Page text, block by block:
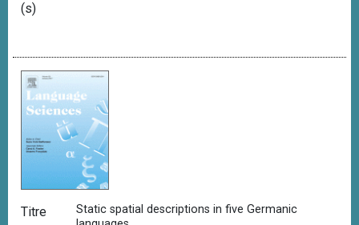
(s)
Titre
Static spatial descriptions in five Germanic